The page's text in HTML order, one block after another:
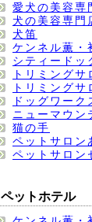
愛犬の美容専
犬の美容専門
犬笛
ケンネル薫・
シティードッ
トリミングサ
トリミング
ドッグワーク
ニューマウン
猫の手
ペットサロン
ペットサロン
ペットホテル